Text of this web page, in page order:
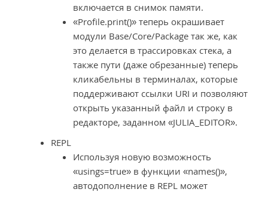
включается в снимок памяти.
«Profile.print()» теперь окрашивает
модули Base/Core/Package так же, как
это делается в трассировках стека, а
также пути (даже обрезанные) теперь
кликабельны в терминалах, которые
поддерживают ссылки URI и позволяют
открыть указанный файл и строку в
редакторе, заданном «JULIA_EDITOR».
REPL
Используя новую возможность
«usings=true» в функции «names()»,
автодополнение в REPL может